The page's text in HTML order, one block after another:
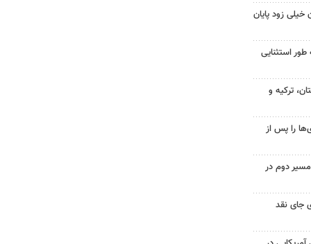
خیلی زود پایان
طور استثنایی
ترکیه و
را پس از
دوم در
جای نقد